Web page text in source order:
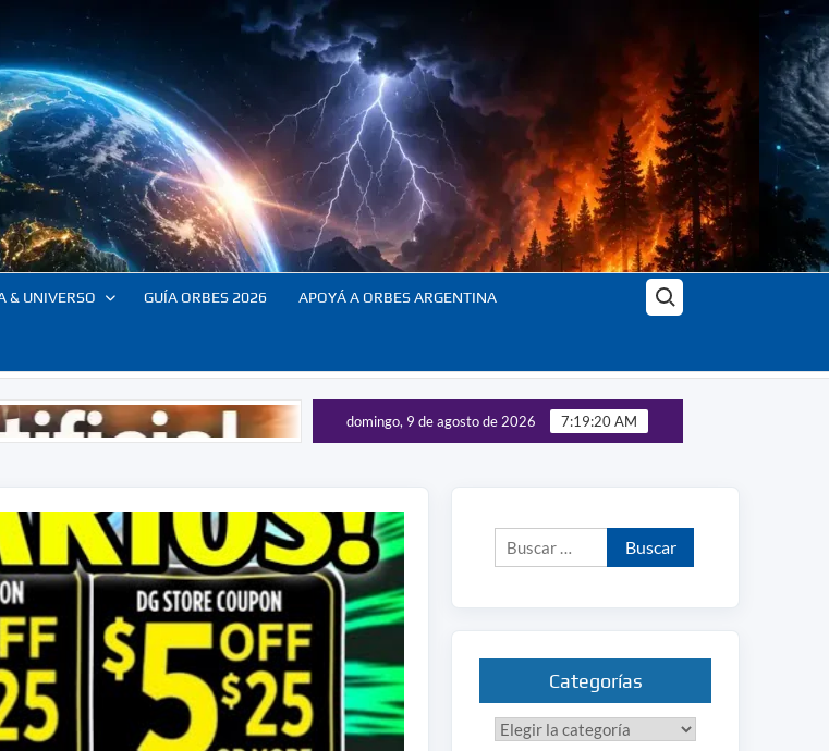
& UNIVERSO GUÍA ORBES 2026 APOYÁ A ORBES ARGENTINA
Buscar:
domingo, 9 de agosto de 2026 7:19:22 AM
Buscar:
Categorías
Categorías